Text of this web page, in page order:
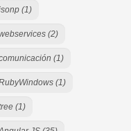
(1)
(2)
(1)
(1)
(1)